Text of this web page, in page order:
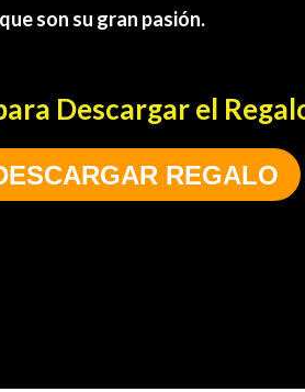
son su gran pasión.
Descargar el
REGALO